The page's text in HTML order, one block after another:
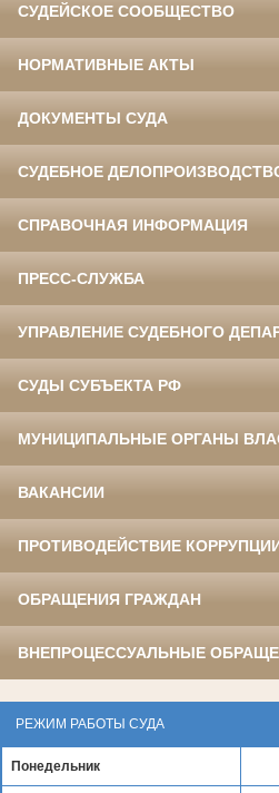
СУДЕЙСКОЕ СООБЩЕСТВО
НОРМАТИВНЫЕ АКТЫ
ДОКУМЕНТЫ СУДА
СУДЕБНОЕ
СПРАВОЧНАЯ ИНФОРМАЦИЯ
ПРЕСС-СЛУЖБА
УПРАВЛЕНИЕ СУДЕБНОГО
СУДЫ СУБЪЕКТА РФ
МУНИЦИПАЛЬНЫЕ ОРГАНЫ
ВАКАНСИИ
ПРОТИВОДЕЙСТВИЕ
ОБРАЩЕНИЯ ГРАЖДАН
ВНЕПРОЦЕССУАЛЬНЫЕ
РЕЖИМ РАБОТЫ СУДА
Понедельник